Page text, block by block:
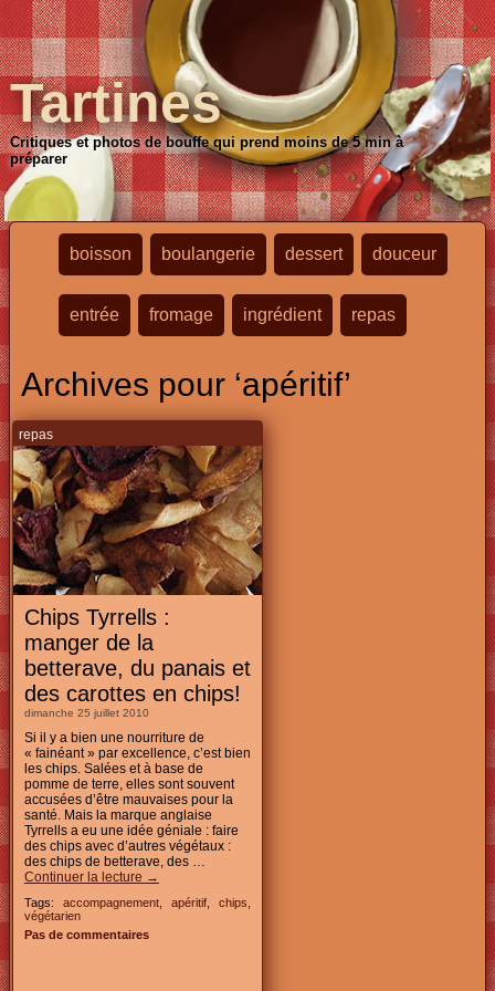
Tartines
Critiques et photos de bouffe qui prend moins de 5 min à
préparer
boisson boulangerie dessert douceur
entrée fromage ingrédient repas
Archives pour ‘apéritif’
repas
Chips Tyrrells :
manger de la
betterave, du panais et
des carottes en chips!
dimanche 25 juillet 2010
Si il y a bien une nourriture de
« fainéant » par excellence, c’est bien
les chips. Salées et à base de
pomme de terre, elles sont souvent
accusées d’être mauvaises pour la
santé. Mais la marque anglaise
Tyrrells a eu une idée géniale : faire
des chips avec d’autres végétaux :
des chips de betterave, des …
Continuer la lecture →
Tags: accompagnement, apéritif, chips
végétarien
Pas de commentaires